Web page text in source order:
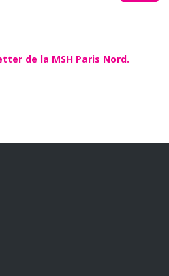
de la MSH Paris Nord.